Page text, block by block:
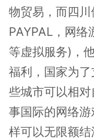
物贸易，而四
PAYPAL，网
等虚拟服务) ，
福利，国家为
些城市可以相
事国际的网络
样可以无限额结